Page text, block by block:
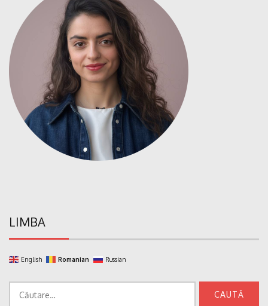
LIMBA
English Romanian Russian
după: